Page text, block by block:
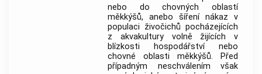
nebo do chovných oblastí
měkkýšů, anebo šíření nákaz v
populaci živočichů pocházejících
z akvakultury volně žijících v
blízkosti hospodářství nebo
chovné oblasti měkkýšů. Před
případným neschválením však